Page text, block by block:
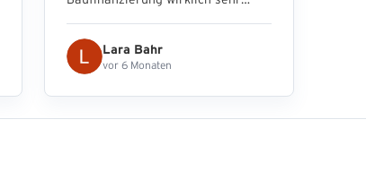
zuverlässig und vor allem sehr
professionell ab. Wir haben uns
jederzeit gut aufgehoben und
bestens beraten gefühlt. Vielen
Dank für die tolle Unterstützung –
Lara Bahr
vor 6 Monaten